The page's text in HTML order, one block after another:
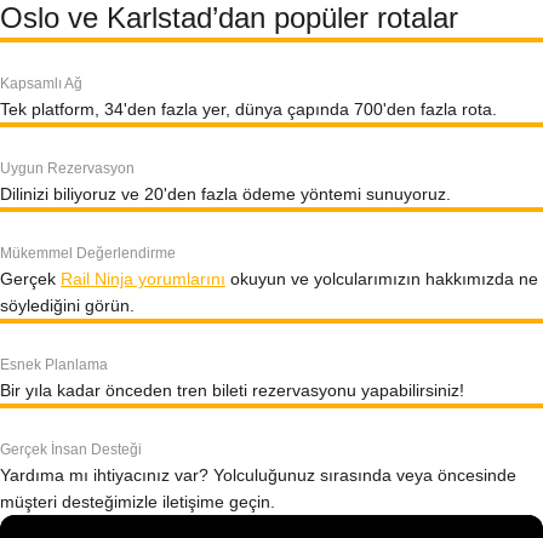
Oslo ve Karlstad’dan popüler rotalar
Kapsamlı Ağ
Tek platform, 34'den fazla yer, dünya çapında 700'den fazla rota.
Uygun Rezervasyon
Dilinizi biliyoruz ve 20'den fazla ödeme yöntemi sunuyoruz.
Mükemmel Değerlendirme
Gerçek Rail Ninja yorumlarını okuyun ve yolcularımızın hakkımızda ne
söylediğini görün.
Esnek Planlama
Bir yıla kadar önceden tren bileti rezervasyonu yapabilirsiniz!
Gerçek İnsan Desteği
Yardıma mı ihtiyacınız var? Yolculuğunuz sırasında veya öncesinde
müşteri desteğimizle iletişime geçin.